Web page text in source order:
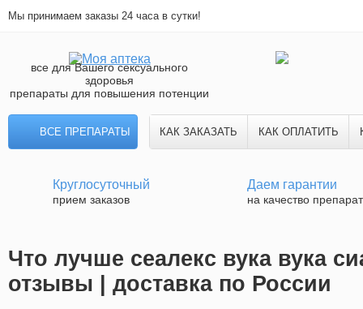
Мы принимаем заказы 24 часа в сутки!
все для Вашего сексуального
здоровья
препараты для повышения потенции
ВСЕ ПРЕПАРАТЫ КАК ЗАКАЗАТЬ КАК ОПЛАТИТЬ
Круглосуточный
прием заказов
Даем гарантии
на качество
Что лучше сеалекс вука вука
отзывы | доставка по России